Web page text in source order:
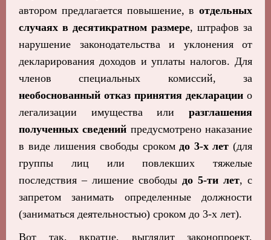
автором предлагается повышение, в отдельных
случаях в десятикратном размере, штрафов за
нарушение законодательства и уклонения от
декларирования доходов и уплаты налогов. Для
членов специальных комиссий, за
необоснованный отказ принятия декларации о
легализации имущества или разглашения
полученных сведений предусмотрено наказание
в виде лишения свободы сроком до 3-х лет (для
группы лиц или повлекших тяжелые
последствия – лишение свободы до 5-ти лет, с
запретом занимать определенные должности
(заниматься деятельностью) сроком до 3-х лет).
Вот так, вкратце, выглядит законопроект,